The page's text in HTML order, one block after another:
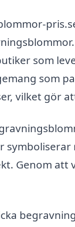
som
som
vilket gör
Genom